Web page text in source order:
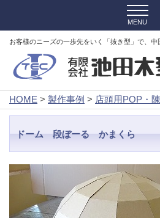
お客様のニーズの一歩先をいく「抜き型」で、中
HOME > 製作事例 > 店頭用POP・
ドーム 段ぼーる かまくら